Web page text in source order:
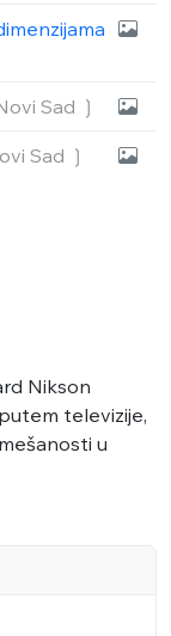
Sad ❳
Sad ❳
Nikson
televizije,
u